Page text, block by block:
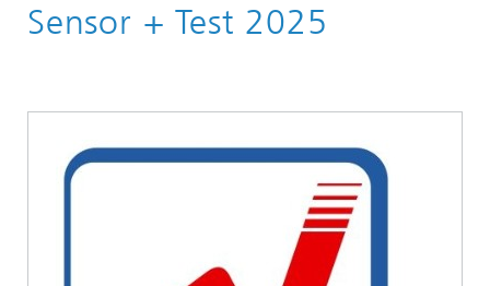
Sensor + Test 2025